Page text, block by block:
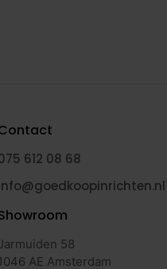
612 08 68
58
AE Amsterdam